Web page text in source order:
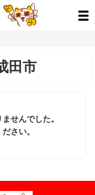
田市
せんでした。
さい。